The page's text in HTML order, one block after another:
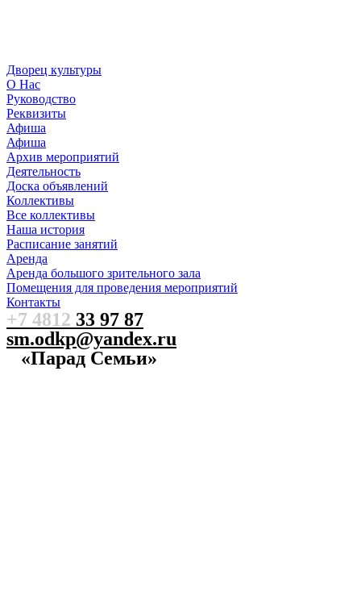
Дворец культуры
О Нас
Руководство
Реквизиты
Афиша
Афиша
Архив мероприятий
Деятельность
Доска объявлений
Коллективы
Все коллективы
Наша история
Расписание занятий
Аренда
Аренда большого зрительного зала
Помещения для проведения мероприятий
Контакты
+7 4812 33 97 87
sm.odkp@yandex.ru
«Парад Семьи»